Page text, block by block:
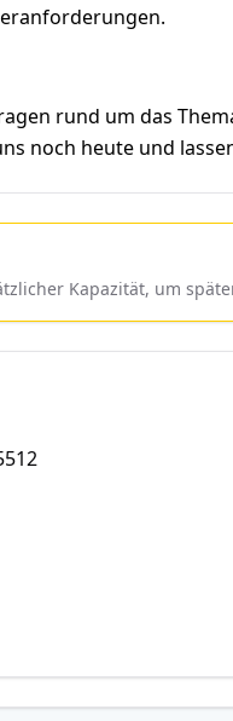
rund um das
noch heute und
Kapazität, um